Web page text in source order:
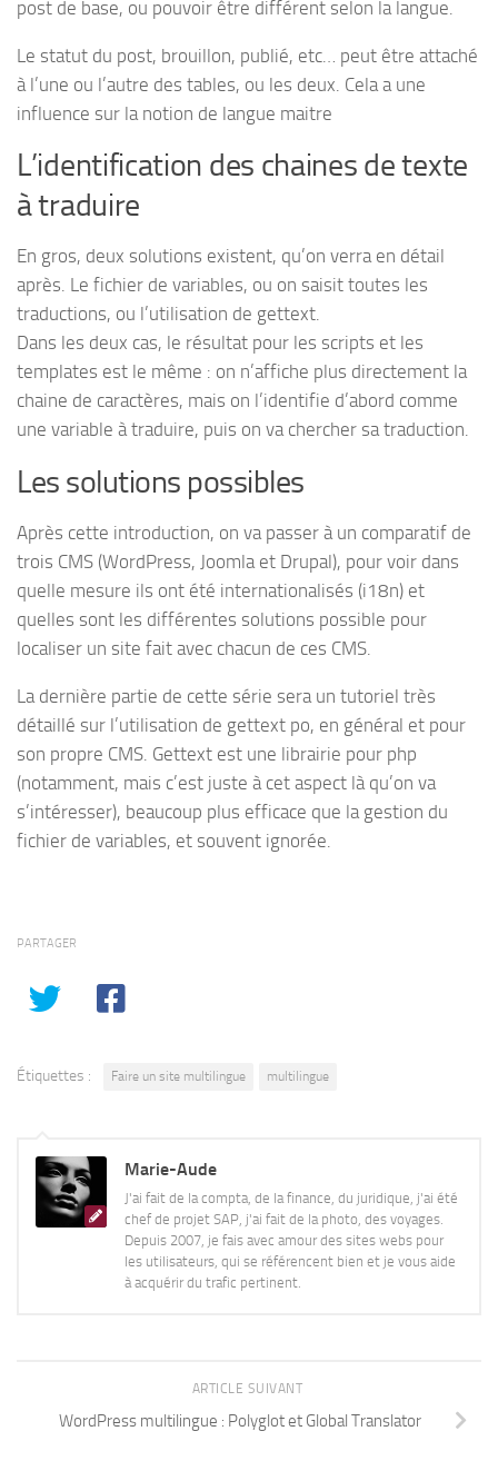
post de base, ou pouvoir être différent selon la langue.
Le statut du post, brouillon, publié, etc… peut être attaché
à l’une ou l’autre des tables, ou les deux. Cela a une
influence sur la notion de langue maitre
L’identification des chaines de texte
à traduire
En gros, deux solutions existent, qu’on verra en détail
après. Le fichier de variables, ou on saisit toutes les
traductions, ou l’utilisation de gettext.
Dans les deux cas, le résultat pour les scripts et les
templates est le même : on n’affiche plus directement la
chaine de caractères, mais on l’identifie d’abord comme
une variable à traduire, puis on va chercher sa traduction.
Les solutions possibles
Après cette introduction, on va passer à un comparatif de
trois CMS (WordPress, Joomla et Drupal), pour voir dans
quelle mesure ils ont été internationalisés (i18n) et
quelles sont les différentes solutions possible pour
localiser un site fait avec chacun de ces CMS.
La dernière partie de cette série sera un tutoriel très
détaillé sur l’utilisation de gettext po, en général et pour
son propre CMS. Gettext est une librairie pour php
(notamment, mais c’est juste à cet aspect là qu’on va
s’intéresser), beaucoup plus efficace que la gestion du
fichier de variables, et souvent ignorée.
PARTAGER
Étiquettes : Faire un site multilingue multilingue
Marie-Aude
J'ai fait de la compta, de la finance, du juridique, j'ai été
chef de projet SAP, j'ai fait de la photo, des voyages.
Depuis 2007, je fais avec amour des sites webs pour
les utilisateurs, qui se référencent bien et je vous aide
à acquérir du trafic pertinent.
ARTICLE SUIVANT
WordPress multilingue : Polyglot et Global Translator